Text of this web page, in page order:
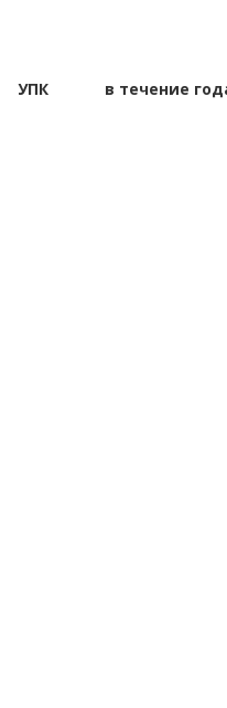
УПК в течение